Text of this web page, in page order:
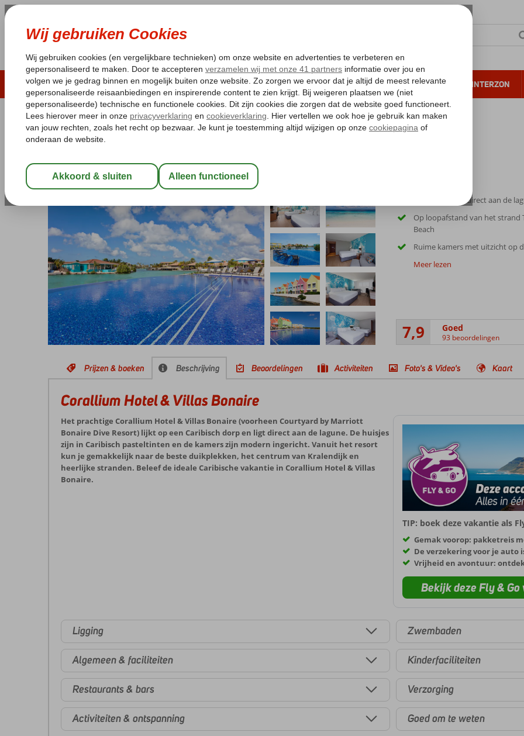
LAST MINUTE ZOMER 2026 ZONVAKANTIE VERRE REIZEN ALL INCLUSIVE WINTERZON
Pakketgarantie Laagsteprijsgarantie* Gratis annuleren*
Home
Bonaire Kralendijk
Corallium Hotel & Villas Bonaire
Logies-Hotel
Kleurrijk resort direct aan de
Op loopafstand van het strand
Beach
Ruime kamers met uitzicht op
Meer lezen
7,9 Goed
93 beoordelingen
Prijzen & boeken Beschrijving Beoordelingen Activiteiten Foto's & Video's Kaart
Corallium Hotel & Villas Bonaire
Het prachtige Corallium Hotel & Villas Bonaire (voorheen Courtyard by Marriott
Bonaire Dive Resort) lijkt op een Caribisch dorp en ligt direct aan de lagune. De huisjes
zijn in Caribisch pasteltinten en de kamers zijn modern ingericht. Vanuit het resort
kun je gemakkelijk naar de beste duikplekken, het centrum van Kralendijk en
heerlijke stranden. Beleef de ideale Caribische vakantie in Corallium Hotel & Villas
Bonaire.
TIP: boek deze vakantie als
Gemak voorop: pakketreis
De verzekering voor je auto
Vrijheid en avontuur:
Bekijk deze Fly & Go
Ligging
Algemeen & faciliteiten
Restaurants & bars
Activiteiten & ontspanning
Zwembaden
Kinderfaciliteiten
Verzorging
Goed om te weten